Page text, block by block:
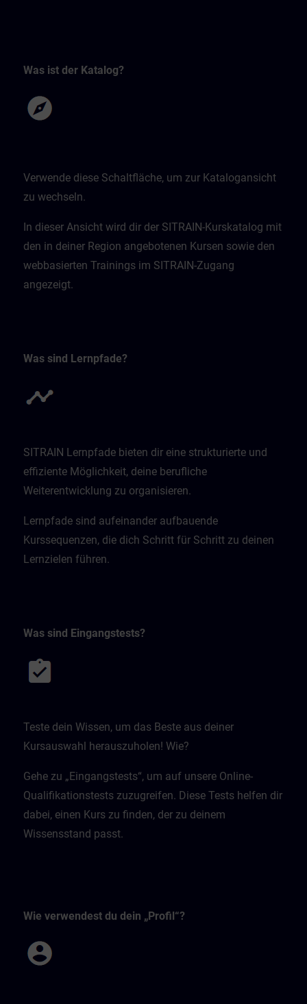
Was ist der Katalog?
Verwende diese Schaltfläche, um zur Katalogansicht
zu wechseln.
In dieser Ansicht wird dir der SITRAIN-Kurskatalog mit
den in deiner Region angebotenen Kursen sowie den
webbasierten Trainings im SITRAIN-Zugang
angezeigt.
Was sind Lernpfade?
SITRAIN Lernpfade bieten dir eine strukturierte und
effiziente Möglichkeit, deine berufliche
Weiterentwicklung zu organisieren.
Lernpfade sind aufeinander aufbauende
Kurssequenzen, die dich Schritt für Schritt zu deinen
Lernzielen führen.
Was sind Eingangstests?
Teste dein Wissen, um das Beste aus deiner
Kursauswahl herauszuholen! Wie?
Gehe zu „Eingangstests“, um auf unsere Online-
Qualifikationstests zuzugreifen. Diese Tests helfen dir
dabei, einen Kurs zu finden, der zu deinem
Wissensstand passt.
Wie verwendest du dein „Profil“?